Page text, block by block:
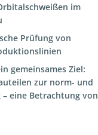
im
Prüfung von
gemeinsames Ziel:
zur norm- und
eine Betrachtung von